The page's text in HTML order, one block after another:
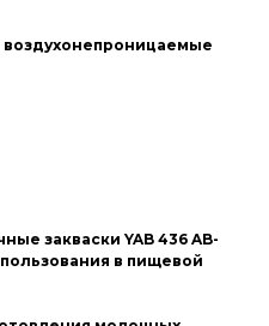
закваски YAB 436 AB-
в пищевой